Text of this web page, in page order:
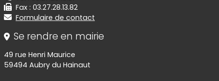
Fax : 03.27.28.13.82
Formulaire de contact
Se rendre en mairie
49 rue Henri Maurice
59494 Aubry du Hainaut